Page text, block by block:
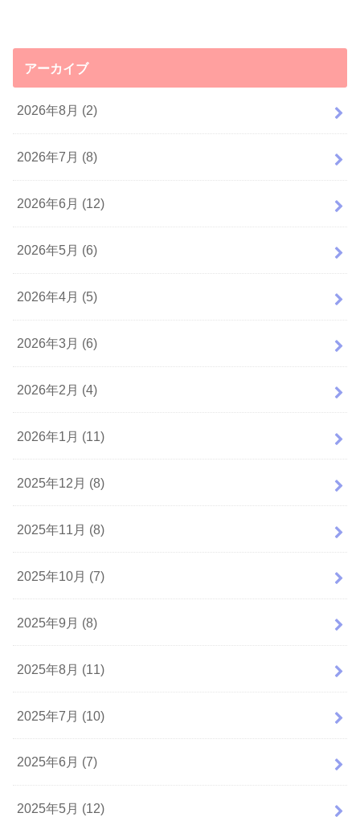
アーカイブ
2026年8月 (2)
2026年7月 (8)
2026年6月 (12)
2026年5月 (6)
2026年4月 (5)
2026年3月 (6)
2026年2月 (4)
2026年1月 (11)
2025年12月 (8)
2025年11月 (8)
2025年10月 (7)
2025年9月 (8)
2025年8月 (11)
2025年7月 (10)
2025年6月 (7)
2025年5月 (12)